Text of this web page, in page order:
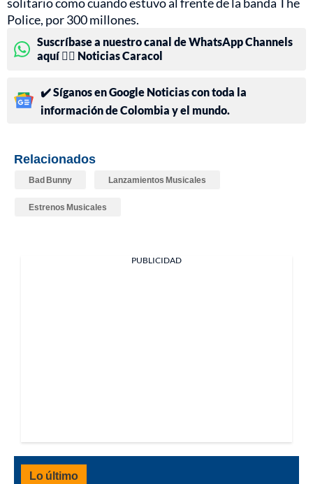
Police, por 300 millones.
Suscríbase a nuestro canal de WhatsApp Channels
aquí 👉🏻 Noticias Caracol
✔️ Síganos en Google Noticias con toda la
información de Colombia y el mundo.
Relacionados
Bad Bunny Lanzamientos Musicales
Estrenos Musicales
PUBLICIDAD
Lo último